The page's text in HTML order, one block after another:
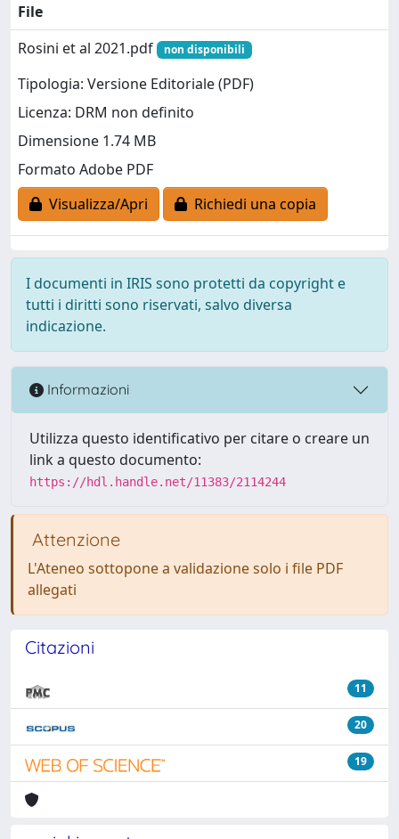
File
Rosini et al 2021.pdf
non disponibili
Tipologia: Versione Editoriale (PDF)
Licenza: DRM non definito
Dimensione 1.74 MB
Formato Adobe PDF
Visualizza/Apri
Richiedi una copia
I documenti in IRIS sono protetti da copyright e
tutti i diritti sono riservati, salvo diversa
indicazione.
Informazioni
Utilizza questo identificativo per citare o creare un
link a questo documento:
https://hdl.handle.net/11383/2114244
Attenzione
L'Ateneo sottopone a validazione solo i file PDF
allegati
Citazioni
11
20
19